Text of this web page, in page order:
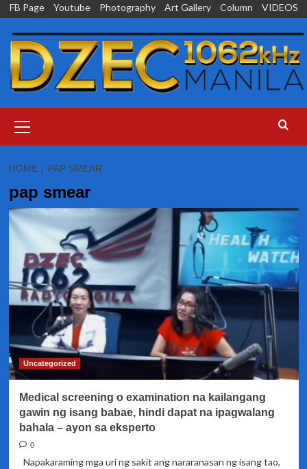
Skip
content
FB Page Youtube Photography Art Gallery Column VIDEOS
Menu
HOME PAP SMEAR
pap smear
Uncategorized
Medical screening o examination na kailangang
gawin ng isang babae, hindi dapat na ipagwalang
bahala – ayon sa eksperto
0
Napakaraming mga uri ng sakit ang nararanasan ng isang tao,